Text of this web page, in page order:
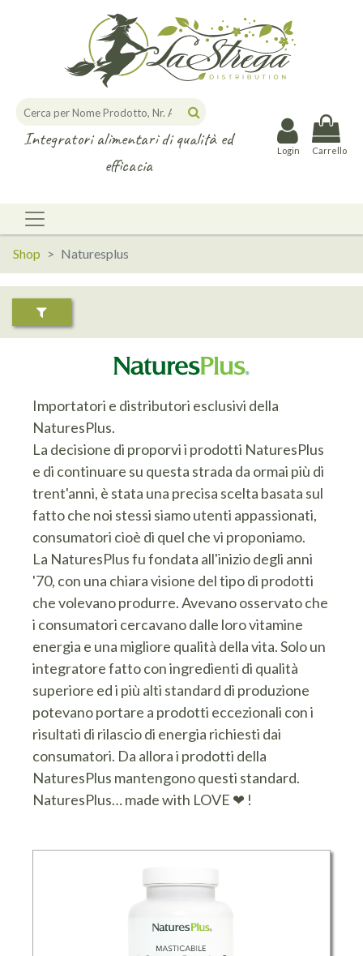
Integratori alimentari di qualità ed
efficacia
Login Carrello
Shop Naturesplus
Importatori e distributori esclusivi della
NaturesPlus.
La decisione di proporvi i prodotti NaturesPlus
e di continuare su questa strada da ormai più di
trent'anni, è stata una precisa scelta basata sul
fatto che noi stessi siamo utenti appassionati,
consumatori cioè di quel che vi proponiamo.
La NaturesPlus fu fondata all'inizio degli anni
'70, con una chiara visione del tipo di prodotti
che volevano produrre. Avevano osservato che
i consumatori cercavano dalle loro vitamine
energia e una migliore qualità della vita. Solo un
integratore fatto con ingredienti di qualità
superiore ed i più alti standard di produzione
potevano portare a prodotti eccezionali con i
risultati di rilascio di energia richiesti dai
consumatori. Da allora i prodotti della
NaturesPlus mantengono questi standard.
NaturesPlus… made with LOVE ❤ !